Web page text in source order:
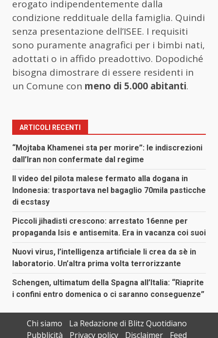
erogato indipendentemente dalla
condizione reddituale della famiglia. Quindi
senza presentazione dell’ISEE. I requisiti
sono puramente anagrafici per i bimbi nati,
adottati o in affido preadottivo. Dopodiché
bisogna dimostrare di essere residenti in
un Comune con meno di 5.000 abitanti.
ARTICOLI RECENTI
“Mojtaba Khamenei sta per morire”: le indiscrezioni
dall’Iran non confermate dal regime
Il video del pilota malese fermato alla dogana in
Indonesia: trasportava nel bagaglio 70mila pasticche
di ecstasy
Piccoli jihadisti crescono: arrestato 16enne per
propaganda Isis e antisemita. Era in vacanza coi suoi
Nuovi virus, l’intelligenza artificiale li crea da sè in
laboratorio. Un’altra prima volta terrorizzante
Schengen, ultimatum della Spagna all’Italia: “Riaprite
i confini entro domenica o ci saranno conseguenze”
Chi siamo
La Redazione di Blitz Quotidiano
Pubblicità
Privacy policy Disclaimer Feed